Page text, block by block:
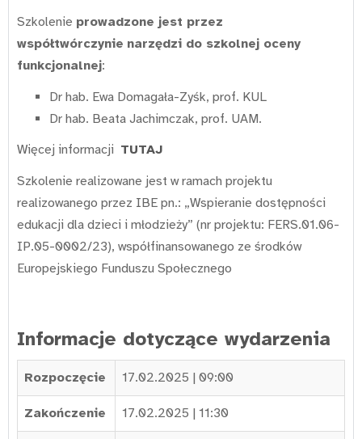
Szkolenie prowadzone jest przez
współtwórczynie narzędzi do szkolnej oceny
funkcjonalnej:
Dr hab. Ewa Domagała-Zyśk, prof. KUL
Dr hab. Beata Jachimczak, prof. UAM.
Więcej informacji TUTAJ
Szkolenie realizowane jest w ramach projektu
realizowanego przez IBE pn.: „Wspieranie dostępności
edukacji dla dzieci i młodzieży” (nr projektu: FERS.01.06-
IP.05-0002/23), współfinansowanego ze środków
Europejskiego Funduszu Społecznego
Informacje dotyczące wydarzenia
Rozpoczęcie 17.02.2025 | 09:00
Zakończenie 17.02.2025 | 11:30